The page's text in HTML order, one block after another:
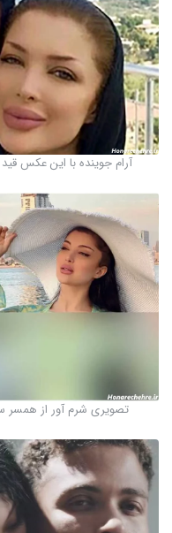
آرام جوینده با این عکس
تصویری شرم آور از همسر